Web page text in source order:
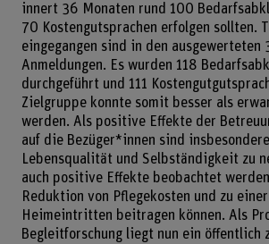
innert 36 Monaten rund 100
70 Kostengutsprachen erfolgen sollten.
eingegangen sind in den ausgewerteten
Anmeldungen. Es wurden 118
durchgeführt und 111
Zielgruppe konnte somit besser als
werden. Als positive Effekte der
auf die Bezüger*innen sind
Lebensqualität und Selbständigkeit zu
auch positive Effekte beobachtet
Reduktion von Pflegekosten und zu
Heimeintritten beitragen können. Als
Begleitforschung liegt nun ein öffentlich